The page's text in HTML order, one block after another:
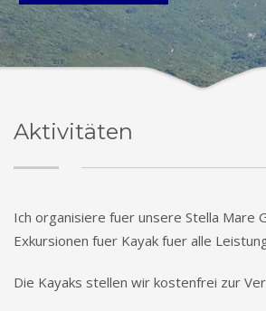
Aktivitäten
Ich organisiere fuer unsere Stella Mare
Exkursionen fuer Kayak fuer alle
Die Kayaks stellen wir kostenfrei zur